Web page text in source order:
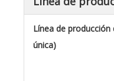
Línea de producción
única)